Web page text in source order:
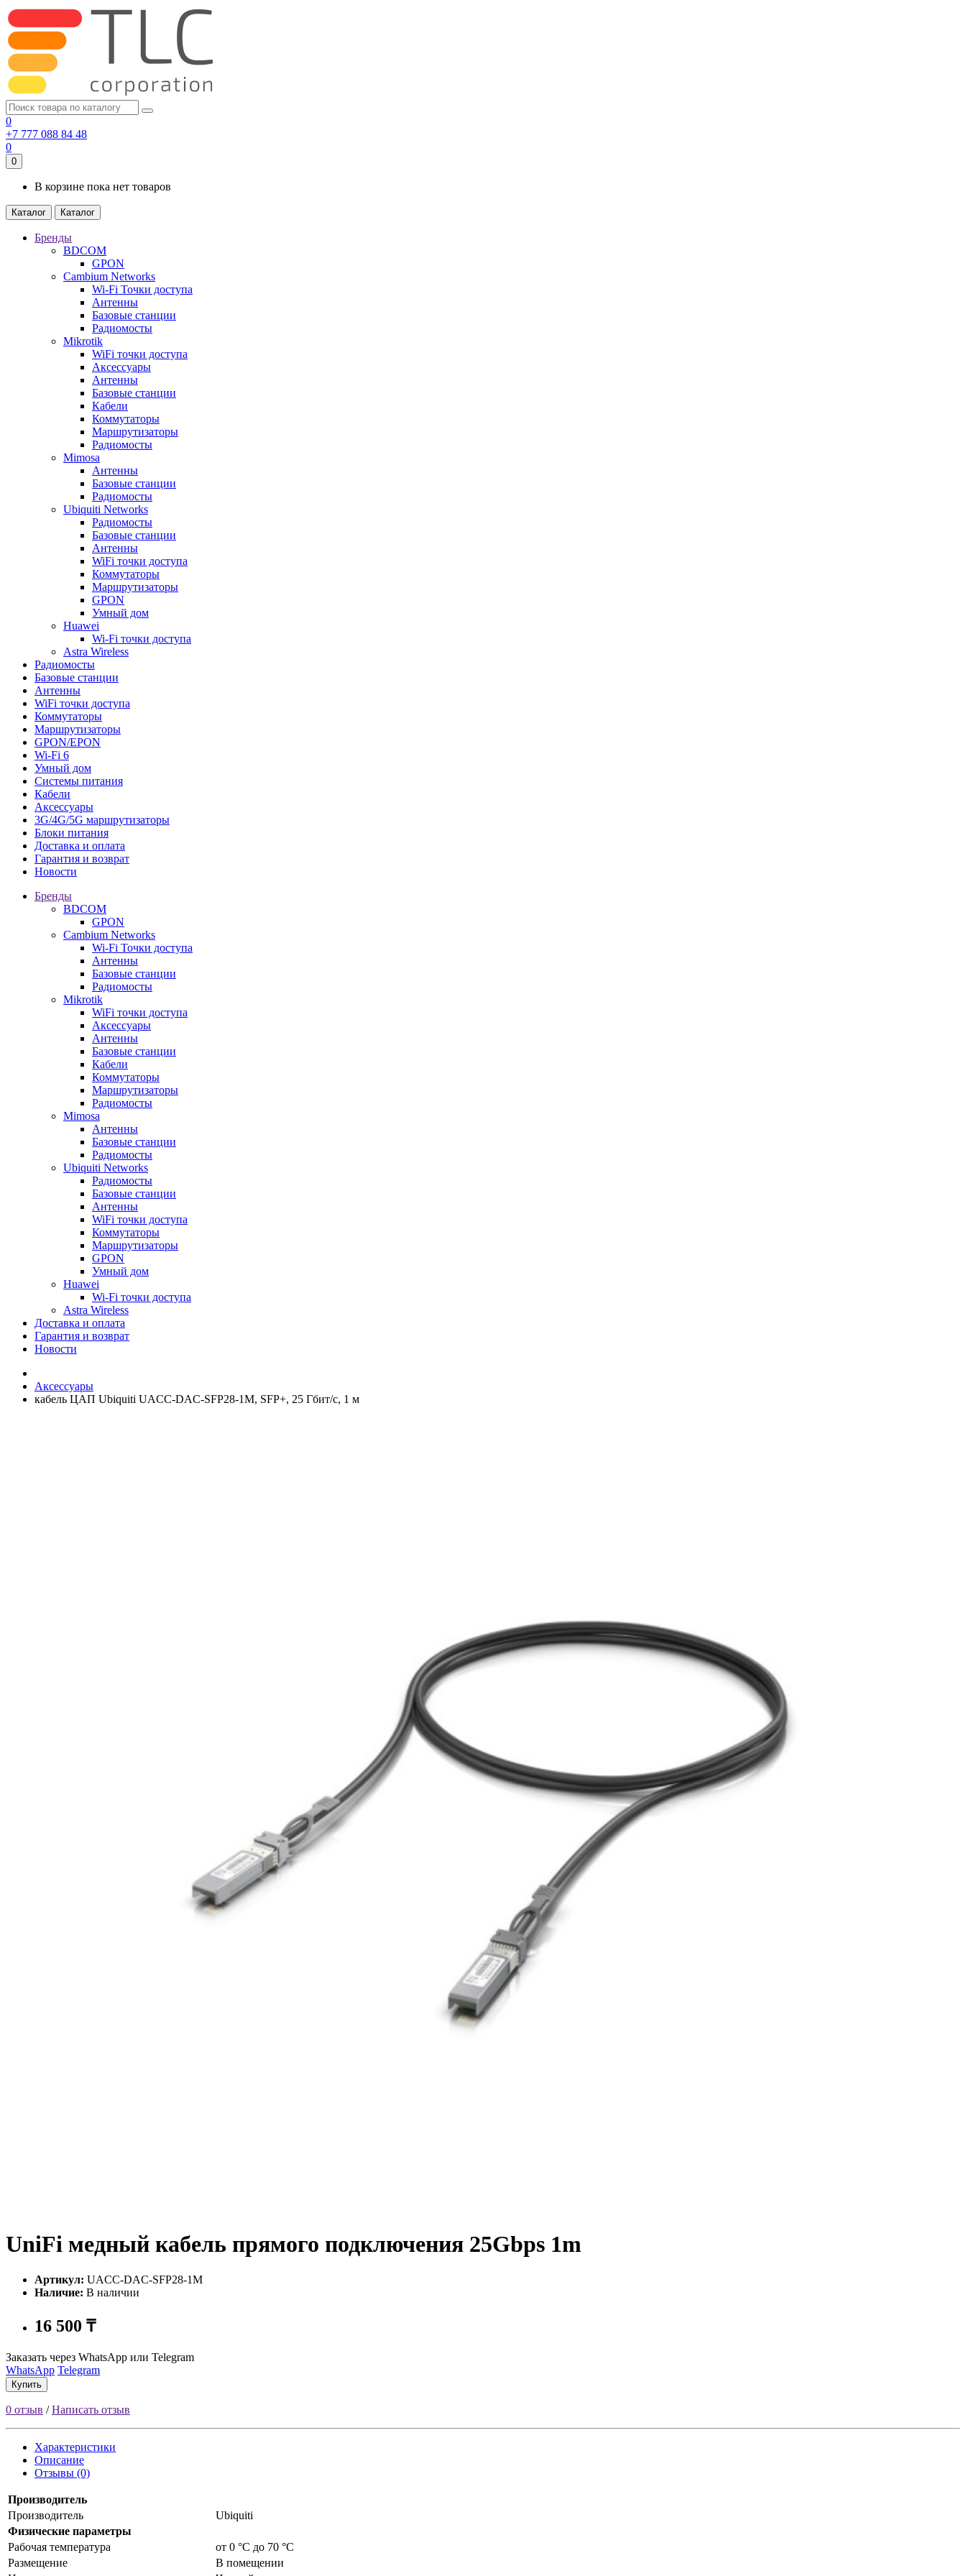
0
+7 777 088 84 48
0
0
В корзине пока нет товаров
Каталог Каталог
Бренды
BDCOM
GPON
Cambium Networks
Wi-Fi Точки доступа
Антенны
Базовые станции
Радиомосты
Mikrotik
WiFi точки доступа
Аксессуары
Антенны
Базовые станции
Кабели
Коммутаторы
Маршрутизаторы
Радиомосты
Mimosa
Антенны
Базовые станции
Радиомосты
Ubiquiti Networks
Радиомосты
Базовые станции
Антенны
WiFi точки доступа
Коммутаторы
Маршрутизаторы
GPON
Умный дом
Huawei
Wi-Fi точки доступа
Astra Wireless
Радиомосты
Базовые станции
Антенны
WiFi точки доступа
Коммутаторы
Маршрутизаторы
GPON/EPON
Wi-Fi 6
Умный дом
Системы питания
Кабели
Аксессуары
3G/4G/5G маршрутизаторы
Блоки питания
Доставка и оплата
Гарантия и возврат
Новости
Бренды
BDCOM
GPON
Cambium Networks
Wi-Fi Точки доступа
Антенны
Базовые станции
Радиомосты
Mikrotik
WiFi точки доступа
Аксессуары
Антенны
Базовые станции
Кабели
Коммутаторы
Маршрутизаторы
Радиомосты
Mimosa
Антенны
Базовые станции
Радиомосты
Ubiquiti Networks
Радиомосты
Базовые станции
Антенны
WiFi точки доступа
Коммутаторы
Маршрутизаторы
GPON
Умный дом
Huawei
Wi-Fi точки доступа
Astra Wireless
Доставка и оплата
Гарантия и возврат
Новости
Аксессуары
кабель ЦАП Ubiquiti UACC-DAC-SFP28-1M, SFP+, 25 Гбит/с, 1 м
UniFi медный кабель прямого подключения 25Gbps 1m
Артикул: UACC-DAC-SFP28-1M
Наличие: В наличии
16 500 ₸
Заказать через WhatsApp или Telegram
WhatsApp Telegram
Купить
0 отзыв /Написать отзыв
Характеристики
Описание
Отзывы (0)
Производитель
Производитель
Ubiquiti
Физические параметры
Рабочая температура
от 0 °C до 70 °C
Размещение
В помещении